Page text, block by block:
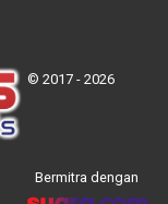
© 2017 - 2026
Bermitra dengan